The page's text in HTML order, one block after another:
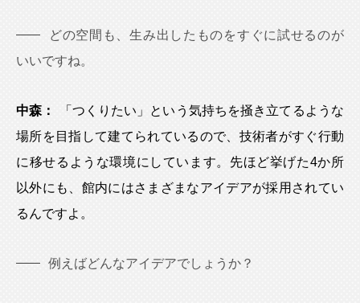
どの空間も、生み出したものをすぐに試せるのが
いいですね。
中森：
「つくりたい」という気持ちを掻き立てるような
場所を目指して建てられているので、技術者がすぐ行動
に移せるような環境にしています。先ほど挙げた4か所
以外にも、館内にはさまざまなアイデアが採用されてい
るんですよ。
例えばどんなアイデアでしょうか？